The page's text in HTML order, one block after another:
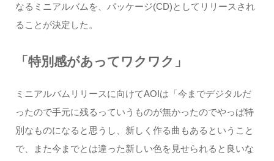
なるミニアルバムを、パッケージ(CD)としてリリースされ
ることが決定した。
「特別感があってワクワク」
ミニアルバムリリースに向けてAOIは「今までデジタルだ
ったので手元に残るっていうものが無かったのでやっぱ特
別なものになると思うし、新しく作る曲もあるということ
で、また今までとは違った新しい色を見せられると良いな